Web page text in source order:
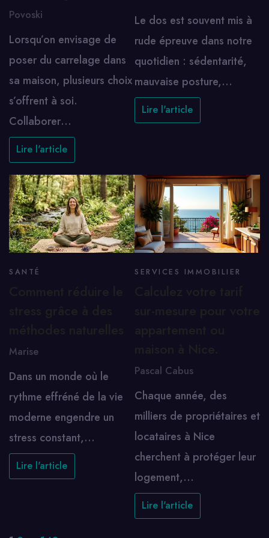
Povoski
Lorsqu’on envisage de
poser du carrelage dans
sa maison, plusieurs choix
s’offrent à soi.
Collaborer…
Lire l'article
Le dos est souvent mis à
rude épreuve dans notre
quotidien : sédentarité,
mauvaise posture,…
Lire l'article
SANTÉ
Marise
Dans un monde où le
rythme effréné de la vie
moderne engendre un
stress constant,…
Lire l'article
SERVICES IMMOBILIER
Pascal Cabus
Chaque année, des
milliers de propriétaires et
locataires à Nice
cherchent à protéger leur
logement,…
Lire l'article